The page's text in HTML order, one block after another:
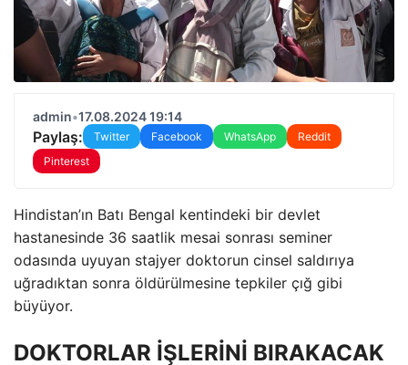
admin•17.08.2024 19:14
Paylaş: Twitter Facebook WhatsApp
Reddit
Pinterest
Hindistan’ın Batı Bengal kentindeki bir devlet
hastanesinde 36 saatlik mesai sonrası seminer
odasında uyuyan stajyer doktorun cinsel saldırıya
uğradıktan sonra öldürülmesine tepkiler çığ gibi
büyüyor.
DOKTORLAR İŞLERİNİ BIRAKACAK